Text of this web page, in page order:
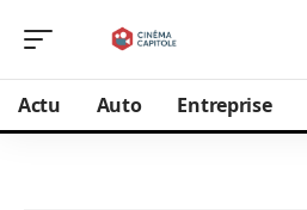
Actu Auto Entreprise